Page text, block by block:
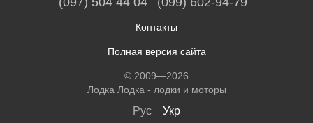
Контакты
Полная версия сайта
© 2009—2026
Лодка Лодка - лодки и моторы
Рус Укр